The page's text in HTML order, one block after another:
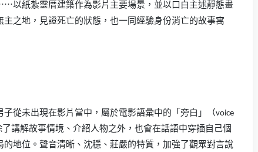
以紙紮靈厝建築作為影片主要場景，並以口白主述靜態畫
之地，見證死亡的狀態，也一同經驗身份消亡的故事寓
子從未出現在影片當中，屬於電影語彙中的「旁白」（voice
講解故事情境、介紹人物之外，也會在話語中穿插自己個
地位。聲音清晰、沈穩、莊嚴的特質，加強了觀眾對言說